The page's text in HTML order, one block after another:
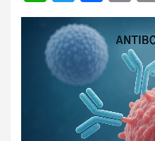
h
at
s
A
wi
tt
er
a
ce
b
o
k
m
ail